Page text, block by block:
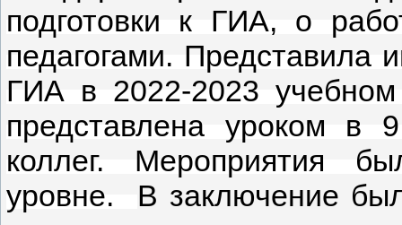
подготовки к ГИА, о
педагогами. Представила
ГИА в 2022-2023
представлена уроком в
коллег. Мероприятия
уровне. В заключение